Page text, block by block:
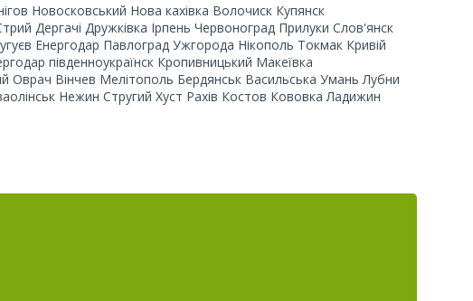
Новосковський Нова кахівка Волочиск Купянск
Дергачі Дружківка Ірпень Червоноград Прилуки Слов'янск
Енергодар Павлоград Ужгорода Нікополь Токмак Кривій
південноукраїнск Кропивницький Макеївка
Вінчев Мелітополь Бердянськ Васильська Умань Лубни
Нежин Стругий Хуст Рахів Костов Кововка Ладижин